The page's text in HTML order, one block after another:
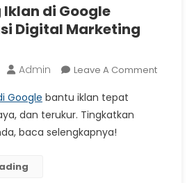
di Google
Digital Marketing
Admin Leave A CommentOn
Google bantu iklan tepat
dan terukur. Tingkatkan
baca selengkapnya!